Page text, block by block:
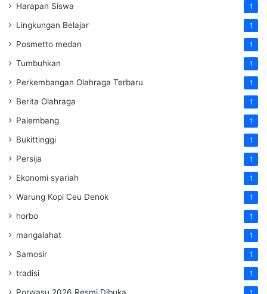
Harapan Siswa 1
Lingkungan Belajar 1
Posmetto medan 1
Tumbuhkan 1
Perkembangan Olahraga Terbaru 1
Berita Olahraga 1
Palembang 1
Bukittinggi 1
Persija 1
Ekonomi syariah 1
Warung Kopi Ceu Denok 1
horbo 1
mangalahat 1
Samosir 1
tradisi 1
Porwasu 2026 Resmi Dibuka